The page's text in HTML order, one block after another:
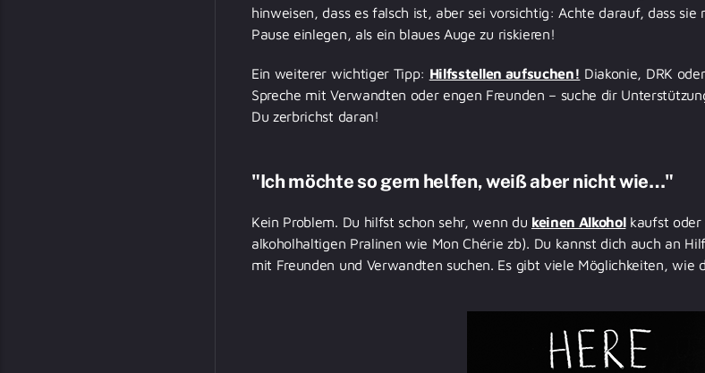
hinweisen, dass es falsch ist, aber sei vorsichtig: Achte darauf, dass sie
Pause einlegen, als ein blaues Auge zu riskieren!
Ein weiterer wichtiger Tipp: Hilfsstellen aufsuchen! Diakonie, DRK
Spreche mit Verwandten oder engen Freunden – suche dir
Du zerbrichst daran!
"Ich möchte so gern helfen, weiß aber nicht wie…"
Kein Problem. Du hilfst schon sehr, wenn du keinen Alkoholkaufst oder
alkoholhaltigen Pralinen wie Mon Chérie zb). Du kannst dich auch an
mit Freunden und Verwandten suchen. Es gibt viele Möglichkeiten, wie